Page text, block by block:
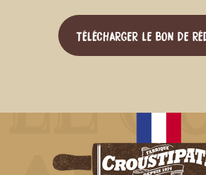
TÉLÉCHARGER LE BON DE